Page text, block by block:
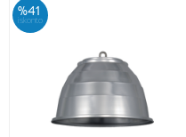
%41
iskonto